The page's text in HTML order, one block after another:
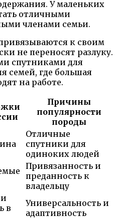
У маленьких
отличными
членами семьи.
к своим
не переносят разлуку.
спутниками для
семей, где большая
на работе.
Причины
популярности
породы
Отличные
спутники для
одиноких людей
Привязанность и
преданность к
владельцу
в
Универсальность и
адаптивность